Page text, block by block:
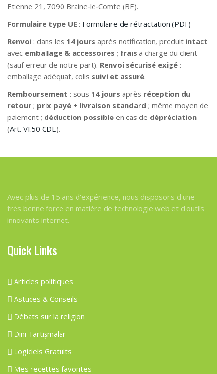
Etienne 21, 7090 Braine‑le‑Comte (BE).
Formulaire type UE : Formulaire de rétractation (PDF)
Renvoi : dans les 14 jours après notification, produit intact
avec emballage & accessoires ; frais à charge du client
(sauf erreur de notre part). Renvoi sécurisé exigé :
emballage adéquat, colis suivi et assuré.
Remboursement : sous 14 jours après réception du
retour ; prix payé + livraison standard ; même moyen de
paiement ; déduction possible en cas de dépréciation
(Art. VI.50 CDE).
Avec plus de 15 ans d'expérience, nous disposons d'une
très bonne force en matière de technologie web et d'outils
innovants internet.
Quick Links
Articles politiques
Astuces & Conseils
Débats sur la religion
Dini Tartışmalar
Logiciels Gratuits
Mes recettes favorites